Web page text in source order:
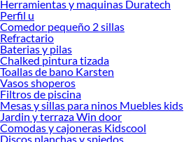
Herramientas y maquinas Duratech
Perfil u
Comedor pequeño 2 sillas
Refractario
Baterias y pilas
Chalked pintura tizada
Toallas de bano Karsten
Vasos shoperos
Filtros de piscina
Mesas y sillas para ninos Muebles kids
Jardin y terraza Win door
Comodas y cajoneras Kidscool
Discos planchas y spiedos